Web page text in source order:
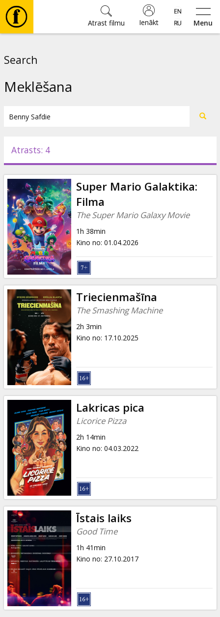
Menu
Ienākt
Atrast filmu
Pasākumi
Ziņas
Dāvanu
kartes
Uzkodas
B2B
Kino
Klubs
Search
Meklēšana
Atrasts: 4
Super Mario Galaktika:
Filma
The Super Mario Galaxy Movie
1h 38min
Kino no: 01.04.2026
Triecienmašīna
The Smashing Machine
2h 3min
Kino no: 17.10.2025
Lakricas pica
Licorice Pizza
2h 14min
Kino no: 04.03.2022
Īstais laiks
Good Time
1h 41min
Kino no: 27.10.2017